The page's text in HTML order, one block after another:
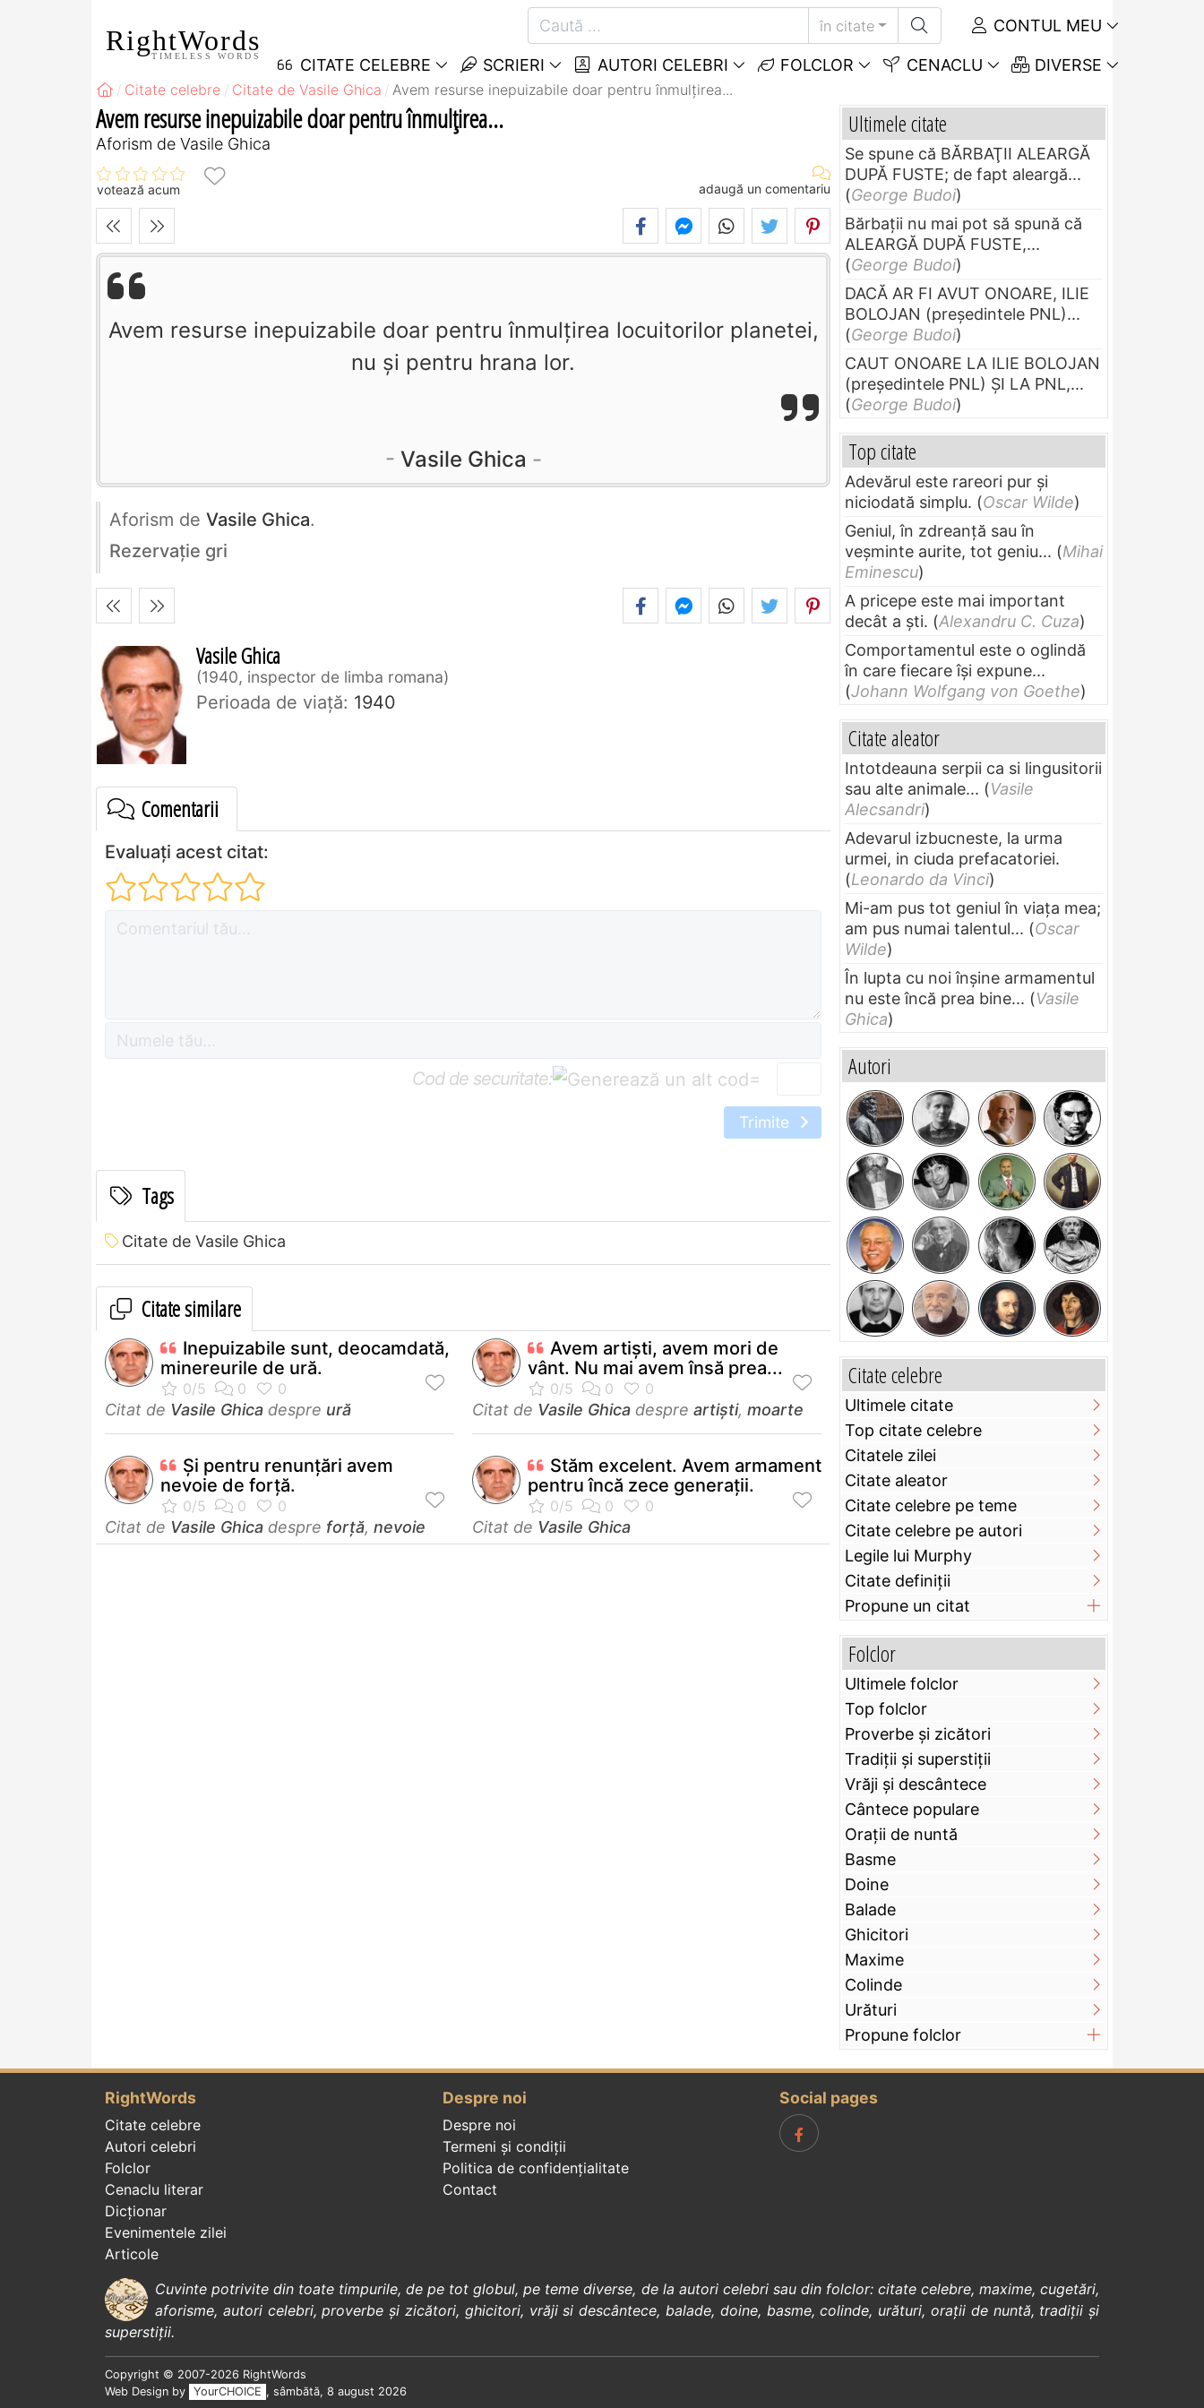
RightWords
TIMELESS WORDS
în citate CONTUL MEU
CITATE CELEBRE SCRIERI AUTORI CELEBRI FOLCLOR CENACLU DIVERSE
Citate celebre Citate de Vasile Ghica Avem resurse inepuizabile doar pentru înmulţirea...
Avem resurse inepuizabile doar pentru înmulţirea...
Aforism de Vasile Ghica
votează acum adaugă un comentariu
Avem resurse inepuizabile doar pentru înmulţirea locuitorilor planetei,
nu şi pentru hrana lor.
Vasile Ghica
Aforism de Vasile Ghica.
Rezervaţie gri
Vasile Ghica
1940, inspector de limba romana
Perioada de viaţă: 1940
Comentarii
Evaluați acest citat:
Cod de securitate: =
Trimite
Tags
Citate de Vasile Ghica
Citate similare
Inepuizabile sunt, deocamdată,
minereurile de ură.
Citat de Vasile Ghica despre ură
Avem artişti, avem mori de
vânt. Nu mai avem însă prea...
Citat de Vasile Ghica despre artiști, moarte
Şi pentru renunţări avem
nevoie de forţă.
Citat de Vasile Ghica despre forță, nevoie
Stăm excelent. Avem armament
pentru încă zece generaţii.
Citat de Vasile Ghica
Ultimele citate
Se spune că BĂRBAŢII ALEARGĂ
DUPĂ FUSTE; de fapt aleargă...
(George Budoi)
Bărbaţii nu mai pot să spună că
ALEARGĂ DUPĂ FUSTE,...
(George Budoi)
DACĂ AR FI AVUT ONOARE, ILIE
BOLOJAN (preşedintele PNL)...
(George Budoi)
CAUT ONOARE LA ILIE BOLOJAN
(preşedintele PNL) ŞI LA PNL,...
(George Budoi)
Top citate
Adevărul este rareori pur și
niciodată simplu. (Oscar Wilde)
Geniul, în zdreanţă sau în
veşminte aurite, tot geniu... (Mihai
Eminescu)
A pricepe este mai important
decât a ști. (Alexandru C. Cuza)
Comportamentul este o oglindă
în care fiecare își expune...
(Johann Wolfgang von Goethe)
Citate aleator
Intotdeauna serpii ca si lingusitorii
sau alte animale... (Vasile
Alecsandri)
Adevarul izbucneste, la urma
urmei, in ciuda prefacatoriei.
(Leonardo da Vinci)
Mi-am pus tot geniul în viața mea;
am pus numai talentul... (Oscar
Wilde)
În lupta cu noi înșine armamentul
nu este încă prea bine... (Vasile
Ghica)
Autori
Citate celebre
Ultimele citate
Top citate celebre
Citatele zilei
Citate aleator
Citate celebre pe teme
Citate celebre pe autori
Legile lui Murphy
Citate definiţii
Propune un citat
Folclor
Ultimele folclor
Top folclor
Proverbe și zicători
Tradiții și superstiții
Vrăji și descântece
Cântece populare
Orații de nuntă
Basme
Doine
Balade
Ghicitori
Maxime
Colinde
Urături
Propune folclor
RightWords
Citate celebre
Autori celebri
Folclor
Cenaclu literar
Dicționar
Evenimentele zilei
Articole
Despre noi
Despre noi
Termeni și condiții
Politica de confidenţialitate
Contact
Social pages
Cuvinte potrivite din toate timpurile, de pe tot globul, pe teme diverse, de la autori celebrisau din folclor: citate celebre, maxime,cugetări,
aforisme, autori celebri,proverbe și zicători, ghicitori, vrăji si descântece, balade, doine, basme,colinde, urături, orații de nuntă, tradiții și
superstiții.
Copyright © 2007-2026 RightWords
Web Design by
YourCHOICE , sâmbătă, 8 august 2026